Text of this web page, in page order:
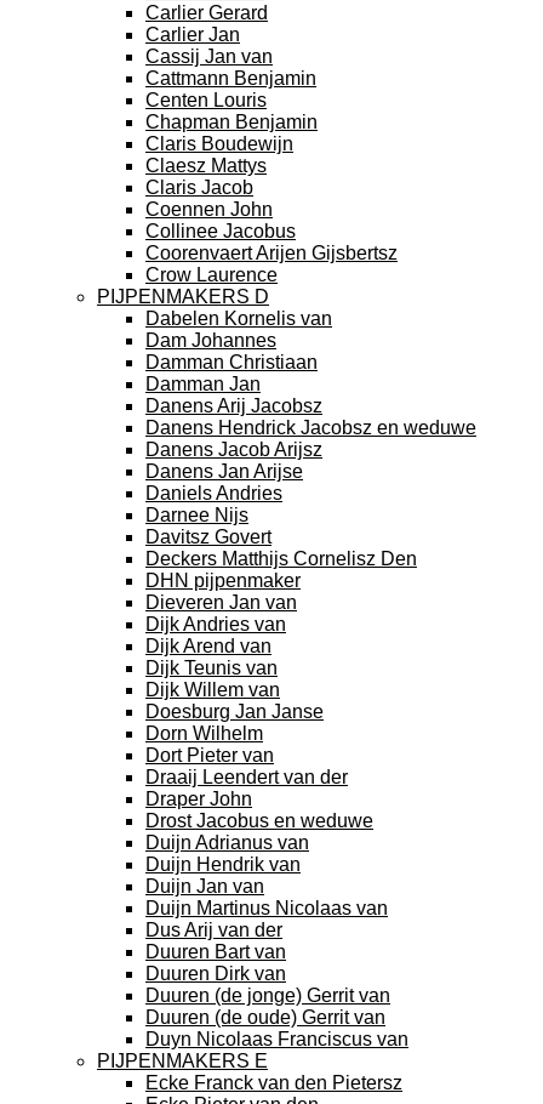
Carlier Gerard
Carlier Jan
Cassij Jan van
Cattmann Benjamin
Centen Louris
Chapman Benjamin
Claris Boudewijn
Claesz Mattys
Claris Jacob
Coennen John
Collinee Jacobus
Coorenvaert Arijen Gijsbertsz
Crow Laurence
PIJPENMAKERS D
Dabelen Kornelis van
Dam Johannes
Damman Christiaan
Damman Jan
Danens Arij Jacobsz
Danens Hendrick Jacobsz en weduwe
Danens Jacob Arijsz
Danens Jan Arijse
Daniels Andries
Darnee Nijs
Davitsz Govert
Deckers Matthijs Cornelisz Den
DHN pijpenmaker
Dieveren Jan van
Dijk Andries van
Dijk Arend van
Dijk Teunis van
Dijk Willem van
Doesburg Jan Janse
Dorn Wilhelm
Dort Pieter van
Draaij Leendert van der
Draper John
Drost Jacobus en weduwe
Duijn Adrianus van
Duijn Hendrik van
Duijn Jan van
Duijn Martinus Nicolaas van
Dus Arij van der
Duuren Bart van
Duuren Dirk van
Duuren (de jonge) Gerrit van
Duuren (de oude) Gerrit van
Duyn Nicolaas Franciscus van
PIJPENMAKERS E
Ecke Franck van den Pietersz